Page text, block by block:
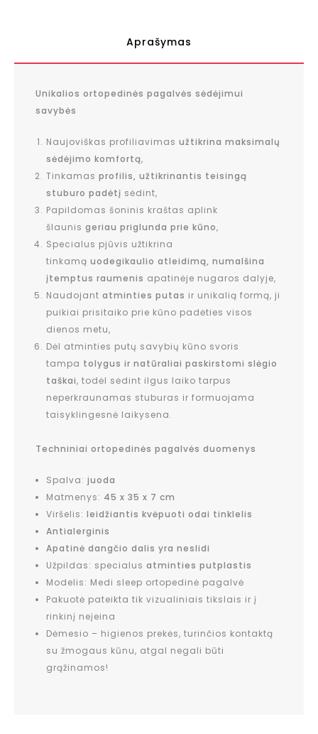
Aprašymas
Unikalios ortopedinės pagalvės sėdėjimui
savybės
Naujoviškas profiliavimas užtikrina maksimalų
sėdėjimo komfortą,
Tinkamas profilis, užtikrinantis teisingą
stuburo padėtį sėdint,
Papildomas šoninis kraštas aplink
šlaunis geriau priglunda prie kūno,
Specialus pjūvis užtikrina
tinkamą uodegikaulio atleidimą, numalšina
įtemptus raumenis apatinėje nugaros dalyje,
Naudojant atminties putas ir unikalią formą, ji
puikiai prisitaiko prie kūno padėties visos
dienos metu,
Dėl atminties putų savybių kūno svoris
tampa tolygus ir natūraliai paskirstomi slėgio
taškai, todėl sėdint ilgus laiko tarpus
neperkraunamas stuburas ir formuojama
taisyklingesnė laikysena.
Techniniai ortopedinės pagalvės duomenys
Spalva: juoda
Matmenys: 45 x 35 x 7 cm
Viršelis: leidžiantis kvėpuoti odai tinklelis
Antialerginis
Apatinė dangčio dalis yra neslidi
Užpildas: specialus atminties putplastis
Modelis: Medi sleep ortopedinė pagalvė
Pakuotė pateikta tik vizualiniais tikslais ir į
rinkinį neįeina
Dėmesio – higienos prekės, turinčios kontaktą
su žmogaus kūnu, atgal negali būti
grąžinamos!